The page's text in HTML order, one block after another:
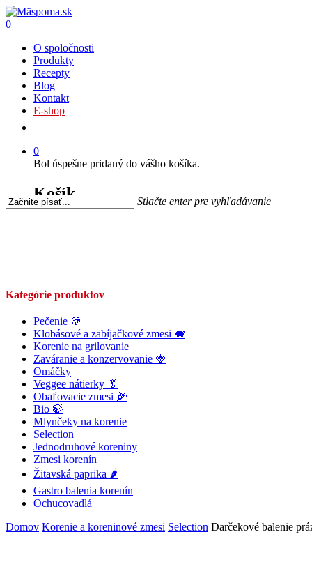
0
O spoločnosti
Produkty
Recepty
Blog
Kontakt
E-shop
0
Bol úspešne pridaný do vášho košíka.
Košík Stlačte enter pre vyhľadávanie
Kategórie produktov
Pečenie 🍪
Klobásové a zabíjačkové zmesi 🐖
Korenie na grilovanie
Zaváranie a konzervovanie 🍓
Omáčky
Veggee nátierky 🥬
Obaľovacie zmesi 🌽
Bio 🍃
Mlynčeky na korenie
Selection
Jednodruhové koreniny
Zmesi korenín
Žitavská paprika 🌶
Gastro balenia korenín
Ochucovadlá
Domov Korenie a koreninové zmesi Selection Darčekové balenie